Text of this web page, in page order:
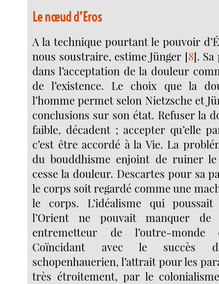
Le nœud d’Eros
A la technique pourtant le pouvoir
nous soustraire, estime Jünger [8].
dans l’acceptation de la douleur
de l’existence. Le choix que la
l’homme permet selon Nietzsche et
conclusions sur son état. Refuser la
faible, décadent ; accepter qu’elle
c’est être accordé à la Vie. La
du bouddhisme enjoint de ruiner
cesse la douleur. Descartes pour sa
le corps soit regardé comme une
le corps. L’idéalisme qui poussait
l’Orient ne pouvait manquer de
entremetteur de l’outre-monde
Coïncidant avec le succès
schopenhauerien, l’attrait pour les
très étroitement, par le